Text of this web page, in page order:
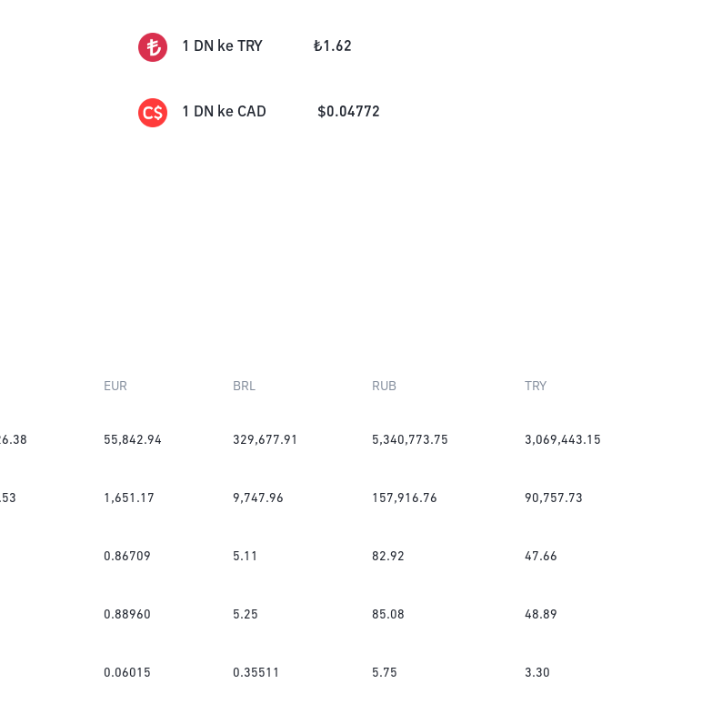
1 DN ke TRY ₺1.62
1 DN ke CAD $0.04772
EUR BRL RUB TRY
55,842.94 329,677.91 5,340,773.75 3,069,443.15
1,651.17 9,747.96 157,916.76 90,757.73
0.86709 5.11 82.92 47.66
0.88960 5.25 85.08 48.89
0.06015 0.35511 5.75 3.30